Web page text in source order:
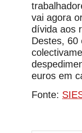
vai agora
dívida aos
Destes, 60
euros em
Fonte: